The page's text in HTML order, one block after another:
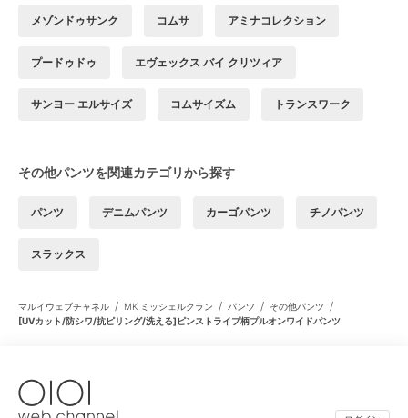
メゾンドゥサンク コムサ アミナコレクション
プードゥドゥ エヴェックス バイ クリツィア
サンヨー エルサイズ コムサイズム トランスワーク
その他パンツを関連カテゴリから探す
パンツ デニムパンツ カーゴパンツ チノパンツ
スラックス
マルイウェブチャネル / MK ミッシェルクラン / パンツ / その他パンツ /
[UVカット/防シワ/抗ピリング/洗える]ピンストライプ柄プルオンワイドパンツ